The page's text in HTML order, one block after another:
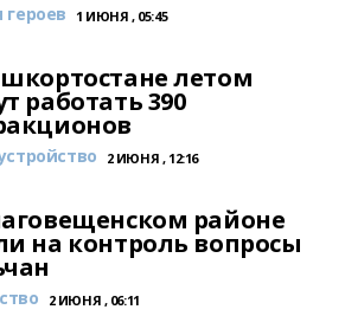
героев 1 ИЮНЯ , 05:45
летом
работать 390
2 ИЮНЯ , 12:16
районе
на контроль вопросы
2 ИЮНЯ , 06:11